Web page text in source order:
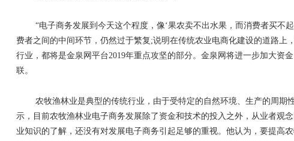
“电子商务发展到今天这个程度，像‘果农卖不出水果，而消费者买不
费者之间的中间环节，仍然过于繁复 ;说明在传统农业电商化建设的道路上
行业，都将是金泉网平台2019年重点攻坚的部分。金泉网将进一步加大资
联。
农牧渔林业是典型的传统行业，由于受特定的自然环境、生产的周
示，目前农牧渔林业电子商务发展除了资金和技术的投入之外，从业者观
业知识的了解，还没有对发展电子商务引起足够的重视。他认为，要提高